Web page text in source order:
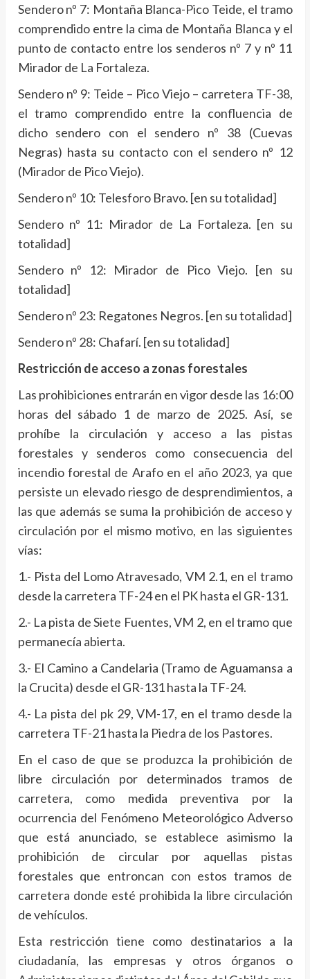
Sendero nº 7: Montaña Blanca-Pico Teide, el tramo
comprendido entre la cima de Montaña Blanca y el
punto de contacto entre los senderos nº 7 y nº 11
Mirador de La Fortaleza.
Sendero nº 9: Teide – Pico Viejo – carretera TF-38,
el tramo comprendido entre la confluencia de
dicho sendero con el sendero nº 38 (Cuevas
Negras) hasta su contacto con el sendero nº 12
(Mirador de Pico Viejo).
Sendero nº 10: Telesforo Bravo. [en su totalidad]
Sendero nº 11: Mirador de La Fortaleza. [en su
totalidad]
Sendero nº 12: Mirador de Pico Viejo. [en su
totalidad]
Sendero nº 23: Regatones Negros. [en su totalidad]
Sendero nº 28: Chafarí. [en su totalidad]
Restricción de acceso a zonas forestales
Las prohibiciones entrarán en vigor desde las 16:00
horas del sábado 1 de marzo de 2025. Así, se
prohíbe la circulación y acceso a las pistas
forestales y senderos como consecuencia del
incendio forestal de Arafo en el año 2023, ya que
persiste un elevado riesgo de desprendimientos, a
las que además se suma la prohibición de acceso y
circulación por el mismo motivo, en las siguientes
vías:
1.- Pista del Lomo Atravesado, VM 2.1, en el tramo
desde la carretera TF-24 en el PK hasta el GR-131.
2.- La pista de Siete Fuentes, VM 2, en el tramo que
permanecía abierta.
3.- El Camino a Candelaria (Tramo de Aguamansa a
la Crucita) desde el GR-131 hasta la TF-24.
4.- La pista del pk 29, VM-17, en el tramo desde la
carretera TF-21 hasta la Piedra de los Pastores.
En el caso de que se produzca la prohibición de
libre circulación por determinados tramos de
carretera, como medida preventiva por la
ocurrencia del Fenómeno Meteorológico Adverso
que está anunciado, se establece asimismo la
prohibición de circular por aquellas pistas
forestales que entroncan con estos tramos de
carretera donde esté prohibida la libre circulación
de vehículos.
Esta restricción tiene como destinatarios a la
ciudadanía, las empresas y otros órganos o